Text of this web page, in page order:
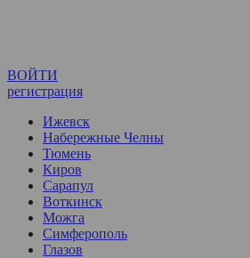
ВОЙТИ
регистрация
Ижевск
Набережные Челны
Тюмень
Киров
Сарапул
Воткинск
Можга
Симферополь
Глазов